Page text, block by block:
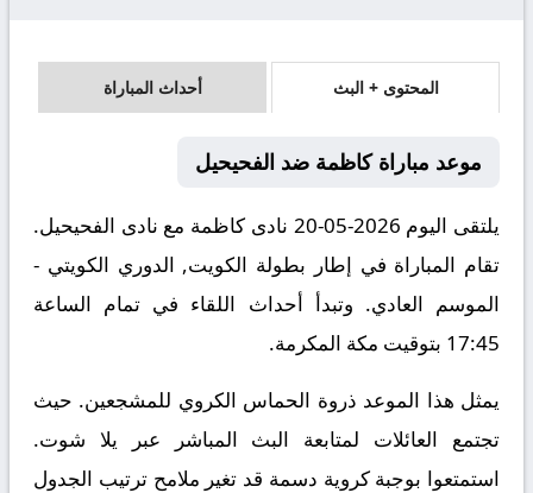
المحتوى + البث أحداث المباراة
موعد مباراة كاظمة ضد الفحيحيل
يلتقى اليوم 2026-05-20 نادى كاظمة مع نادى الفحيحيل.
تقام المباراة في إطار بطولة الكويت, الدوري الكويتي -
الموسم العادي. وتبدأ أحداث اللقاء في تمام الساعة
17:45 بتوقيت مكة المكرمة.
يمثل هذا الموعد ذروة الحماس الكروي للمشجعين. حيث
تجتمع العائلات لمتابعة البث المباشر عبر يلا شوت.
استمتعوا بوجبة كروية دسمة قد تغير ملامح ترتيب الجدول